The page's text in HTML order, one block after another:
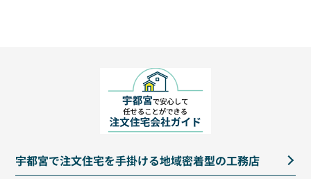
宇都宮で注文住宅を手掛ける地域密着型の工務店